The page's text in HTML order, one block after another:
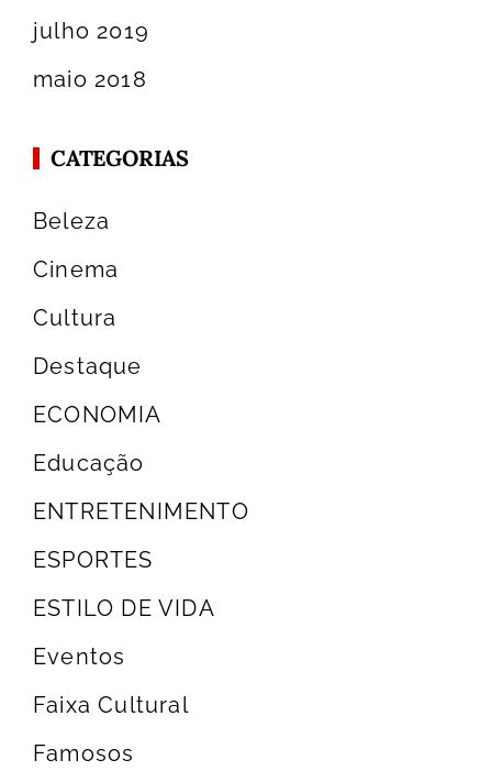
julho 2019
maio 2018
CATEGORIAS
Beleza
Cinema
Cultura
Destaque
ECONOMIA
Educação
ENTRETENIMENTO
ESPORTES
ESTILO DE VIDA
Eventos
Faixa Cultural
Famosos